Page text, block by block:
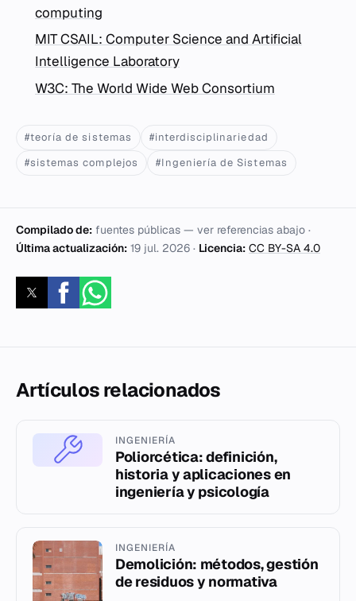
computing
MIT CSAIL: Computer Science and Artificial
Intelligence Laboratory
W3C: The World Wide Web Consortium
#teoría de sistemas
#interdisciplinariedad
#sistemas complejos
#Ingeniería de Sistemas
Compilado de: fuentes públicas — ver referencias abajo ·
Última actualización: 19 jul. 2026 · Licencia: CC BY-SA 4.0
Artículos relacionados
INGENIERÍA
Poliorcética: definición,
historia y aplicaciones en
ingeniería y psicología
INGENIERÍA
Demolición: métodos, gestión
de residuos y normativa